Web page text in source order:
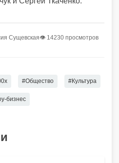
Сущевская👁 14230 просмотров
#Общество #Культура
бизнес